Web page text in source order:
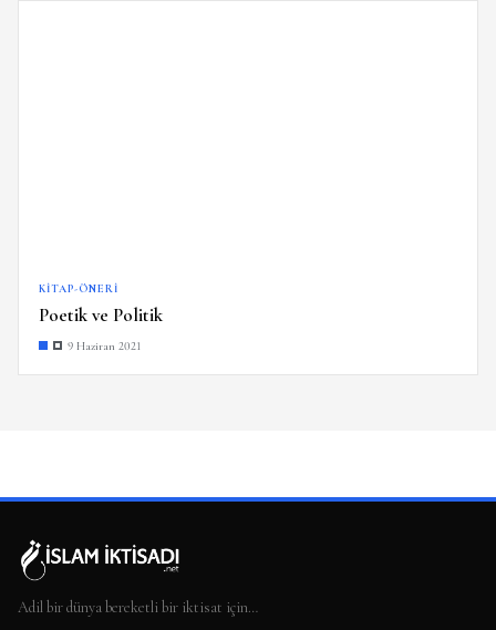
KITAP-ÖNERI
Poetik ve Politik
9 Haziran 2021
Adil bir dünya bereketli bir iktisat için…